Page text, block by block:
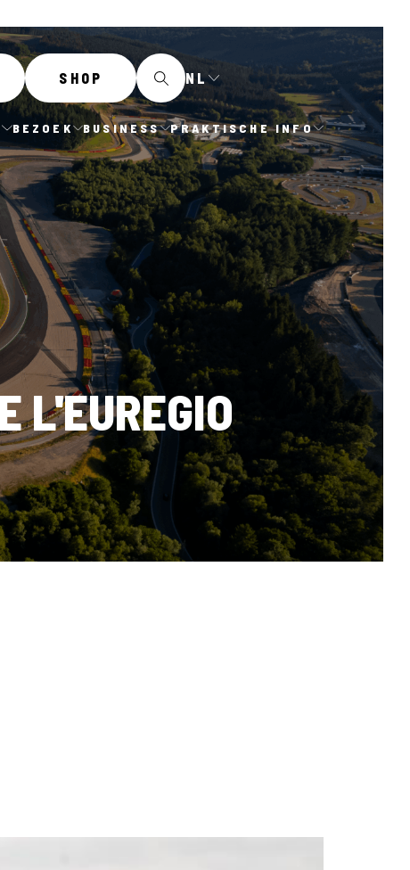
SHOP NL
BEZOEK BUSINESS PRAKTISCHE INFO
L'EUREGIO